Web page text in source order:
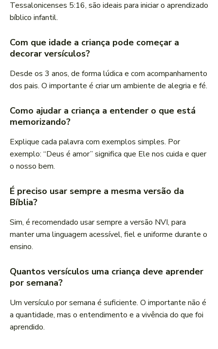
Tessalonicenses 5:16, são ideais para iniciar o aprendizado
bíblico infantil.
Com que idade a criança pode começar a
decorar versículos?
Desde os 3 anos, de forma lúdica e com acompanhamento
dos pais. O importante é criar um ambiente de alegria e fé.
Como ajudar a criança a entender o que está
memorizando?
Explique cada palavra com exemplos simples. Por
exemplo: “Deus é amor” significa que Ele nos cuida e quer
o nosso bem.
É preciso usar sempre a mesma versão da
Bíblia?
Sim, é recomendado usar sempre a versão NVI, para
manter uma linguagem acessível, fiel e uniforme durante o
ensino.
Quantos versículos uma criança deve aprender
por semana?
Um versículo por semana é suficiente. O importante não é
a quantidade, mas o entendimento e a vivência do que foi
aprendido.